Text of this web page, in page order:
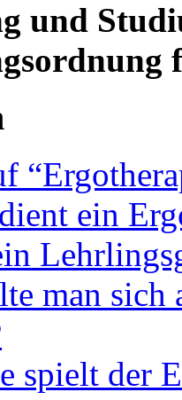
und
ein
man sich
spielt der